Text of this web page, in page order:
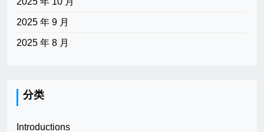
2025 年 9 月
2025 年 8 月
分类
Introductions